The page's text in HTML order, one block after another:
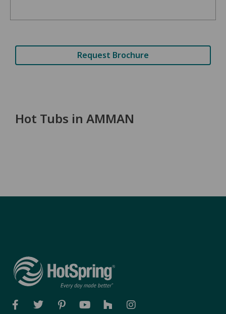
Request Brochure
Hot Tubs in AMMAN